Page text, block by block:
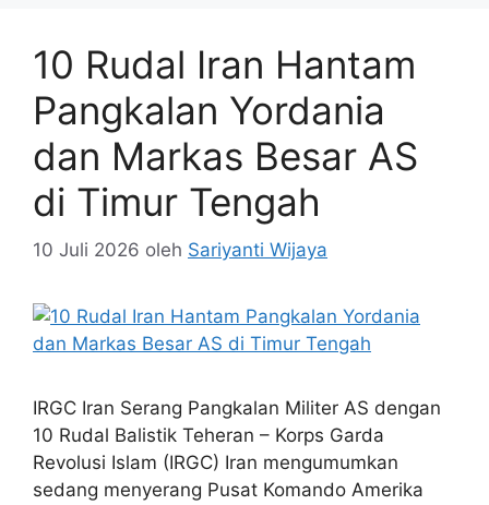
10 Rudal Iran Hantam
Pangkalan Yordania
dan Markas Besar AS
di Timur Tengah
10 Juli 2026 oleh Sariyanti Wijaya
IRGC Iran Serang Pangkalan Militer AS dengan
10 Rudal Balistik Teheran – Korps Garda
Revolusi Islam (IRGC) Iran mengumumkan
sedang menyerang Pusat Komando Amerika